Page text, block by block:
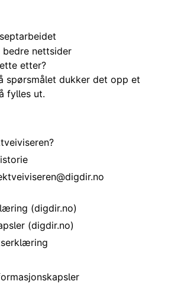
bedre nettsider
etter?
spørsmålet dukker det opp et
fylles ut.
(digdir.no)
(digdir.no)